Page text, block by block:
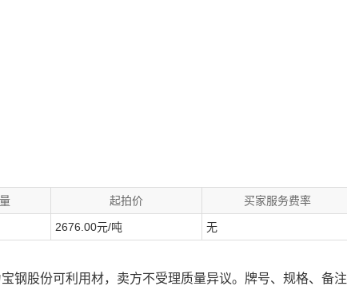
起拍价 买家服务费率
2676.00元/吨 无
钢股份可利用材，卖方不受理质量异议。牌号、规格、备注